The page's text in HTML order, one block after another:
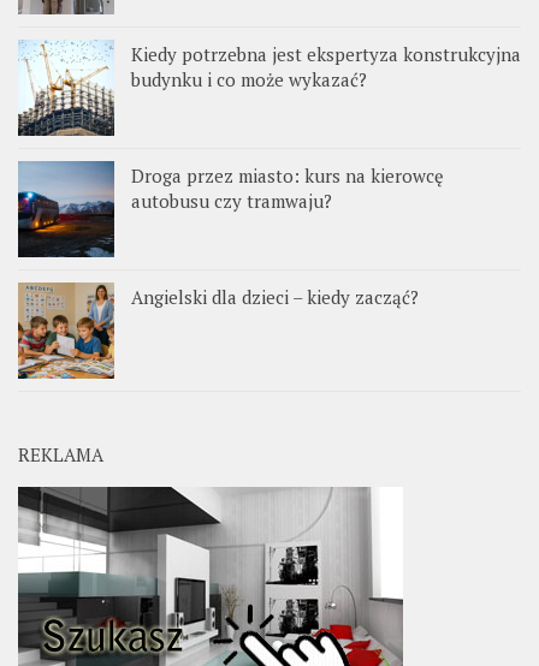
Kiedy potrzebna jest ekspertyza konstrukcyjna
budynku i co może wykazać?
Droga przez miasto: kurs na kierowcę
autobusu czy tramwaju?
Angielski dla dzieci – kiedy zacząć?
REKLAMA